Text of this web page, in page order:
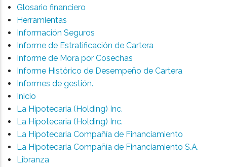
Glosario financiero
Herramientas
Información Seguros
Informe de Estratificación de Cartera
Informe de Mora por Cosechas
Informe Histórico de Desempeño de Cartera
Informes de gestión.
Inicio
La Hipotecaria (Holding) Inc.
La Hipotecaria (Holding) Inc.
La Hipotecaria Compañía de Financiamiento
La Hipotecaria Compañía de Financiamiento S.A.
Libranza